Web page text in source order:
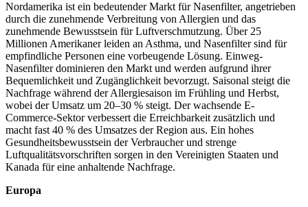
Nordamerika ist ein bedeutender Markt für Nasenfilter, angetrieben
durch die zunehmende Verbreitung von Allergien und das
zunehmende Bewusstsein für Luftverschmutzung. Über 25
Millionen Amerikaner leiden an Asthma, und Nasenfilter sind für
empfindliche Personen eine vorbeugende Lösung. Einweg-
Nasenfilter dominieren den Markt und werden aufgrund ihrer
Bequemlichkeit und Zugänglichkeit bevorzugt. Saisonal steigt die
Nachfrage während der Allergiesaison im Frühling und Herbst,
wobei der Umsatz um 20–30 % steigt. Der wachsende E-
Commerce-Sektor verbessert die Erreichbarkeit zusätzlich und
macht fast 40 % des Umsatzes der Region aus. Ein hohes
Gesundheitsbewusstsein der Verbraucher und strenge
Luftqualitätsvorschriften sorgen in den Vereinigten Staaten und
Kanada für eine anhaltende Nachfrage.
Europa